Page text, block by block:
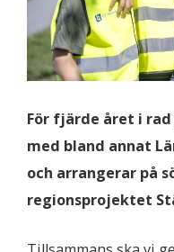
För fjärde året i rad
med bland annat
och arrangerar på
regionsprojektet